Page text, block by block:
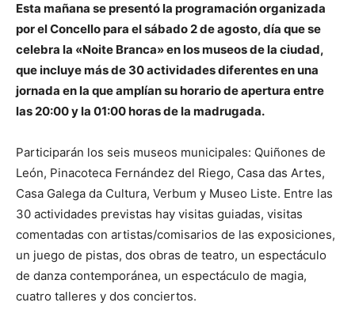
Esta mañana se presentó la programación organizada
por el Concello para el sábado 2 de agosto, día que se
celebra la «Noite Branca» en los museos de la ciudad,
que incluye más de 30 actividades diferentes en una
jornada en la que amplían su horario de apertura entre
las 20:00 y la 01:00 horas de la madrugada.
Participarán los seis museos municipales: Quiñones de
León, Pinacoteca Fernández del Riego, Casa das Artes,
Casa Galega da Cultura, Verbum y Museo Liste. Entre las
30 actividades previstas hay visitas guiadas, visitas
comentadas con artistas/comisarios de las exposiciones,
un juego de pistas, dos obras de teatro, un espectáculo
de danza contemporánea, un espectáculo de magia,
cuatro talleres y dos conciertos.